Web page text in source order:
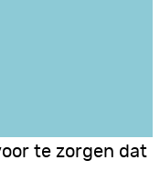
te zorgen dat